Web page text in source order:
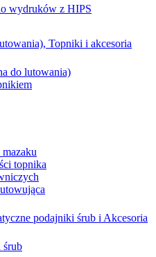
wydruków z HIPS
Topniki i akcesoria
do lutowania)
topnika
podajniki śrub i Akcesoria
śrub